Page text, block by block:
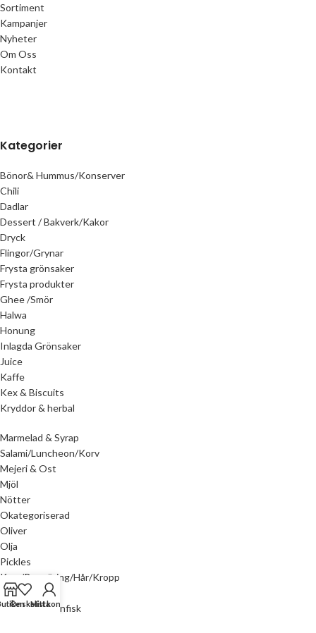
Sortiment
Kampanjer
Nyheter
Om Oss
Kontakt
Kategorier
Bönor& Hummus/Konserver
Chili
Dadlar
Dessert / Bakverk/Kakor
Dryck
Flingor/Grynar
Frysta grönsaker
Frysta produkter
Ghee /Smör
Halwa
Honung
Inlagda Grönsaker
Juice
Kaffe
Kex & Biscuits
Kryddor & herbal
Marmelad & Syrap
Salami/Luncheon/Korv
Mejeri & Ost
Mjöl
Nötter
Okategoriserad
Oliver
Olja
Pickles
Kem/Rengöring/Hår/Kropp
Ris & Pasta
Sardiner & Tonfisk
ÖnskelistaMitt konto